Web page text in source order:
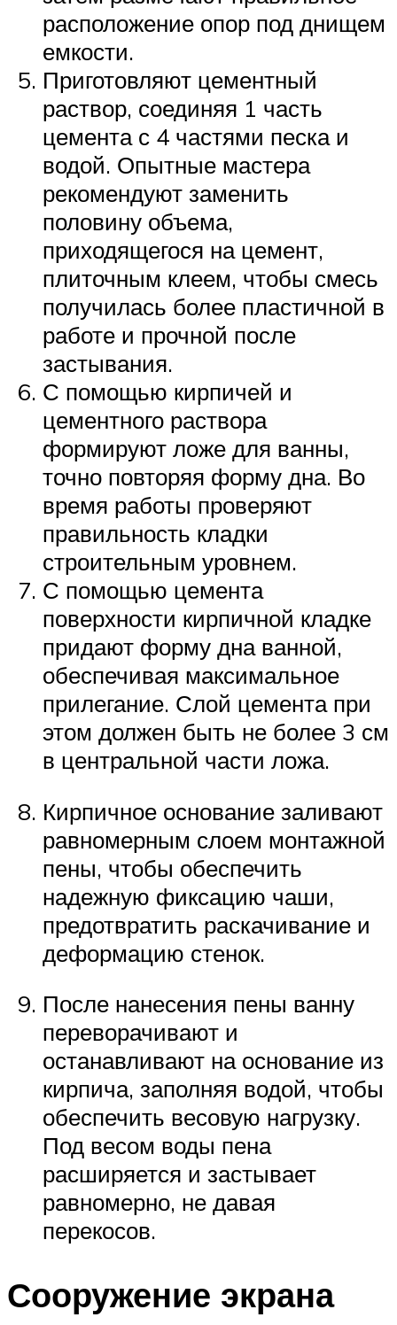
расположение опор под днищем
емкости.
Приготовляют цементный
раствор, соединяя 1 часть
цемента с 4 частями песка и
водой. Опытные мастера
рекомендуют заменить
половину объема,
приходящегося на цемент,
плиточным клеем, чтобы смесь
получилась более пластичной в
работе и прочной после
застывания.
С помощью кирпичей и
цементного раствора
формируют ложе для ванны,
точно повторяя форму дна. Во
время работы проверяют
правильность кладки
строительным уровнем.
С помощью цемента
поверхности кирпичной кладке
придают форму дна ванной,
обеспечивая максимальное
прилегание. Слой цемента при
этом должен быть не более 3 см
в центральной части ложа.
Кирпичное основание заливают
равномерным слоем монтажной
пены, чтобы обеспечить
надежную фиксацию чаши,
предотвратить раскачивание и
деформацию стенок.
После нанесения пены ванну
переворачивают и
останавливают на основание из
кирпича, заполняя водой, чтобы
обеспечить весовую нагрузку.
Под весом воды пена
расширяется и застывает
равномерно, не давая
перекосов.
Сооружение экрана